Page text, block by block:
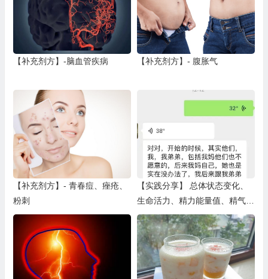
【补充剂方】-脑血管疾病 【补充剂方】- 腹胀气
【补充剂方】- 青春痘、痤疮、
粉刺
【实践分享】 总体状态变化、
生命活力、精力能量值、精气
神、气色、脸色、心态等的变化
（四）